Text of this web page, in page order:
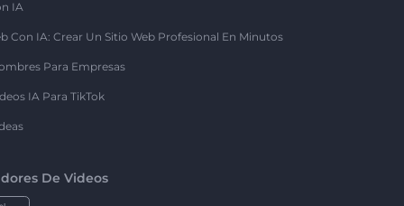
IA
Con IA: Crear Un Sitio Web Profesional En Minutos
Para Empresas
IA Para TikTok
De Videos